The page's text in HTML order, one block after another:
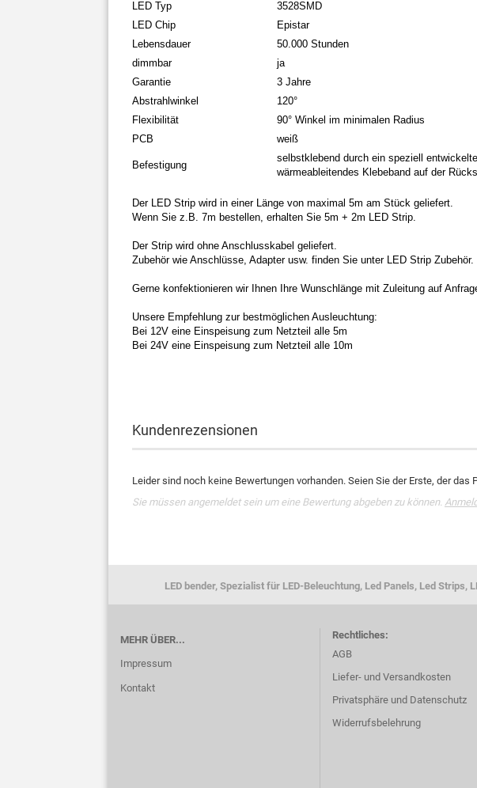
LED Typ
3528SMD
LED Chip
Epistar
Lebensdauer
50.000 Stunden
dimmbar
ja
Garantie
3 Jahre
Abstrahlwinkel
120°
Flexibilität
90° Winkel im minimalen Radius
PCB
weiß
Befestigung
selbstklebend durch ein speziell
wärmeableitendes Klebeband auf der
Der LED Strip wird in einer Länge von maximal 5m am Stück geliefert.
Wenn Sie z.B. 7m bestellen, erhalten Sie 5m + 2m LED Strip.
Der Strip wird ohne Anschlusskabel geliefert.
Zubehör wie Anschlüsse, Adapter usw. finden Sie unter LED Strip Zubehör.
Gerne konfektionieren wir Ihnen Ihre Wunschlänge mit Zuleitung auf
Unsere Empfehlung zur bestmöglichen Ausleuchtung:
Bei 12V eine Einspeisung zum Netzteil alle 5m
Bei 24V eine Einspeisung zum Netzteil alle 10m
Kundenrezensionen
Leider sind noch keine Bewertungen vorhanden. Seien Sie der Erste, der das
Sie müssen angemeldet sein um eine Bewertung abgeben zu können.
LED bender, Spezialist für LED-Beleuchtung, Led Panels, Led
MEHR ÜBER...
Impressum
Kontakt
Rechtliches:
AGB
Liefer- und Versandkosten
Privatsphäre und Datenschutz
Widerrufsbelehrung